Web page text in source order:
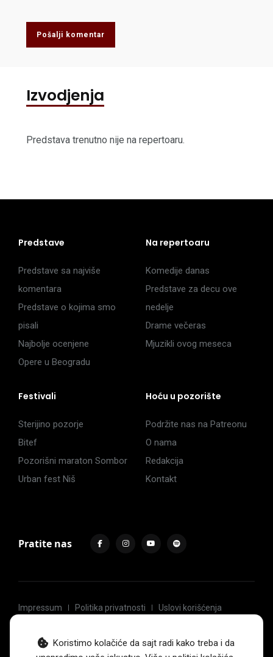
Pošalji komentar
Izvodjenja
Predstava trenutno nije na repertoaru.
Koristimo kolačiće da sajt radi kako treba i da
Predstave
Predstave sa najviše
komentara
Predstave o kojima smo
pisali
Najbolje ocenjene
Opere u Beogradu
Na repertoaru
Komedije danas
Predstave za decu ove
nedelje
Drame večeras
Mjuzikli ovog meseca
Festivali
Sterijino pozorje
Bitef
Pozorišni maraton Sombor
Urban fest Niš
Hoću u pozorište
Podržite nas na Patreonu
O nama
Redakcija
Kontakt
Pratite nas
Impressum Politika privatnosti
Uslovi korišćenja